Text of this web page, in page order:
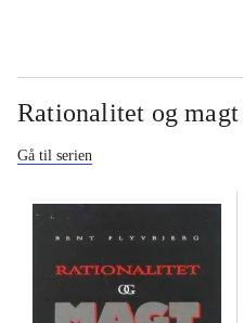
Rationalitet og magt
Gå til serien